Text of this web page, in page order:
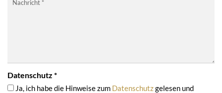
Nachricht *
Datenschutz *
Ja, ich habe die Hinweise zum Datenschutzgelesen und